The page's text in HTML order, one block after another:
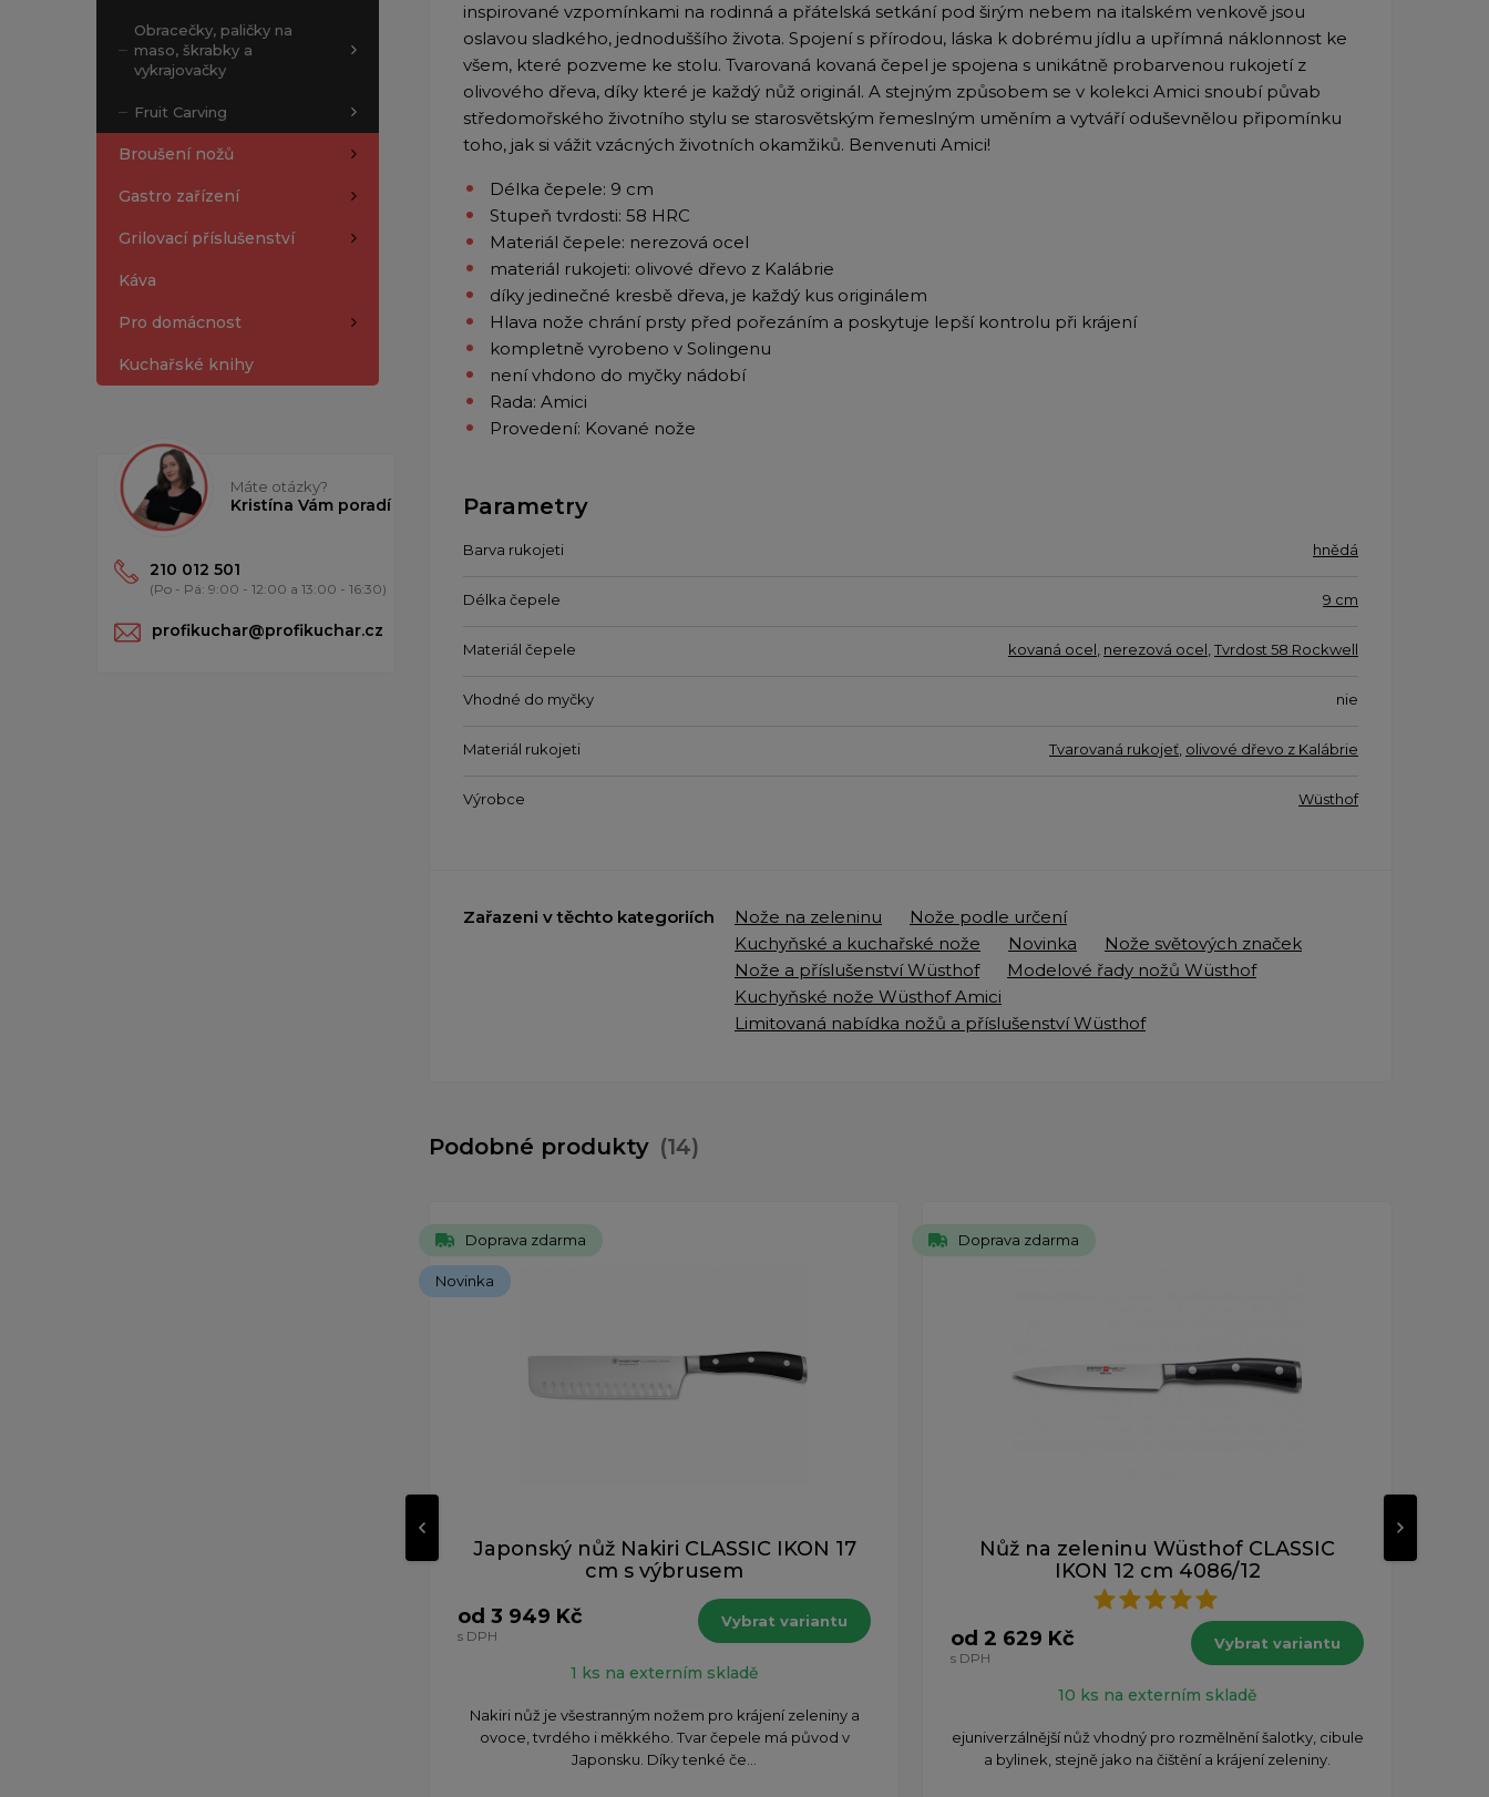
Obracečky, paličky na
maso, škrabky a
vykrajovačky
Fruit Carving
Broušení nožů
Gastro zařízení
Grilovací příslušenství
Káva
Pro domácnost
Kuchařské knihy
Máte otázky?
Kristína Vám poradí
210 012 501
(Po - Pá: 9:00 - 12:00 a 13:00 - 16:30)
profikuchar@profikuchar.cz
inspirované vzpomínkami na rodinná a přátelská setkání pod širým nebem na italském venkově jsou
oslavou sladkého, jednoduššího života. Spojení s přírodou, láska k dobrému jídlu a upřímná náklonnost ke
všem, které pozveme ke stolu. Tvarovaná kovaná čepel je spojena s unikátně probarvenou rukojetí z
olivového dřeva, díky které je každý nůž originál. A stejným způsobem se v kolekci Amici snoubí půvab
středomořského životního stylu se starosvětským řemeslným uměním a vytváří oduševnělou připomínku
toho, jak si vážit vzácných životních okamžiků. Benvenuti Amici!
Délka čepele: 9 cm
Stupeň tvrdosti: 58 HRC
Materiál čepele: nerezová ocel
materiál rukojeti: olivové dřevo z Kalábrie
díky jedinečné kresbě dřeva, je každý kus originálem
Hlava nože chrání prsty před pořezáním a poskytuje lepší kontrolu při krájení
kompletně vyrobeno v Solingenu
není vhdono do myčky nádobí
Rada: Amici
Provedení: Kované nože
Parametry
Barva rukojeti hnědá
Délka čepele 9 cm
Materiál čepele kovaná ocel, nerezová ocel,Tvrdost 58 Rockwell
Vhodné do myčky nie
Materiál rukojeti Tvarovaná rukojeť, olivové dřevo z Kalábrie
Výrobce Wüsthof
Zařazeni v těchto kategoriích Nože na zeleninu
Nože podle určení
Kuchyňské a kuchařské nože
Novinka
Nože světových značek
Nože a příslušenství Wüsthof
Modelové řady nožů Wüsthof
Kuchyňské nože Wüsthof Amici
Limitovaná nabídka nožů a příslušenství Wüsthof
Podobné produkty (14)
Doprava zdarma
Novinka
Japonský nůž Nakiri CLASSIC IKON 17
cm s výbrusem
od 3 949 Kč
s DPH
Vybrat variantu
1 ks na externím skladě
Nakiri nůž je všestranným nožem pro krájení zeleniny a
ovoce, tvrdého i měkkého. Tvar čepele má původ v
Japonsku. Díky tenké če...
Doprava zdarma
Nůž na zeleninu Wüsthof CLASSIC
IKON 12 cm 4086/12
od 2 629 Kč
s DPH
Vybrat variantu
10 ks na externím skladě
ejuniverzálnější nůž vhodný pro rozmělnění šalotky, cibule
a bylinek, stejně jako na čištění a krájení zeleniny.